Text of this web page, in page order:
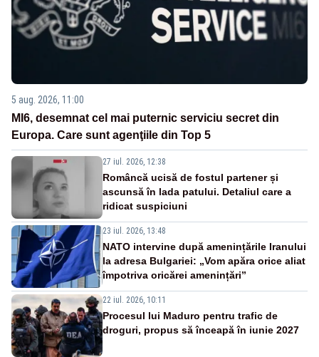
5 aug. 2026, 11:00
MI6, desemnat cel mai puternic serviciu secret din
Europa. Care sunt agenţiile din Top 5
27 iul. 2026, 12:38
Româncă ucisă de fostul partener și
ascunsă în lada patului. Detaliul care a
ridicat suspiciuni
23 iul. 2026, 13:48
NATO intervine după amenințările Iranului
la adresa Bulgariei: „Vom apăra orice aliat
împotriva oricărei amenințări”
22 iul. 2026, 10:11
Procesul lui Maduro pentru trafic de
droguri, propus să înceapă în iunie 2027